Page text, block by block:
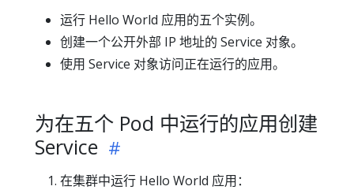
运行 Hello World 应用的五个实例。
创建一个公开外部 IP 地址的 Service 对象。
使用 Service 对象访问正在运行的应用。
为在五个 Pod 中运行的应用创建
Service
在集群中运行 Hello World 应用：